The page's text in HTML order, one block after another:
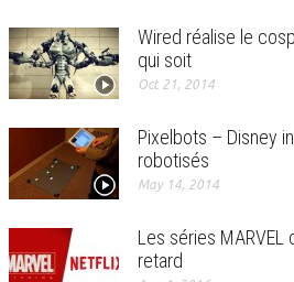
Wired réalise le
qui soit
Oct 21, 2014
Pixelbots – Disney
robotisés
May 14, 2014
Les séries
retard